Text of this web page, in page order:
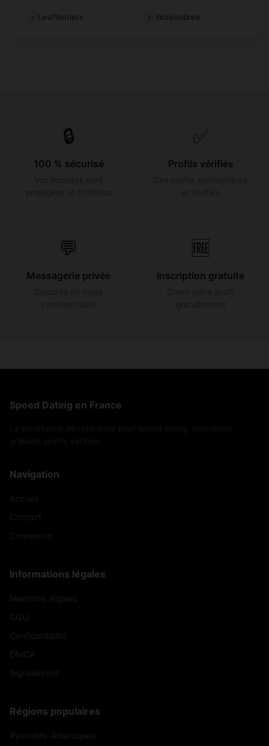
LesPlantiers Vézénobres
🔒
100 % sécurisé
✅
Profils vérifiés
💬
Messagerie privée
🆓
Inscription gratuite
Speed Dating en France
Navigation
Informations légales
Régions populaires